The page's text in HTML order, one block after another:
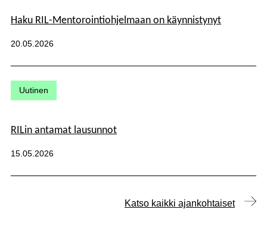
Haku RIL-Mentorointiohjelmaan on käynnistynyt
Julkaistu:
20.05.2026
Kategoriat:
Uutinen
RILin antamat lausunnot
Julkaistu:
15.05.2026
Katso kaikki ajankohtaiset